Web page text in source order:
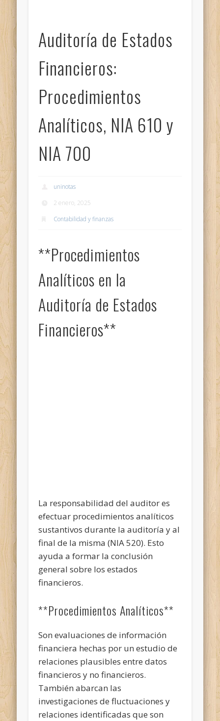
Auditoría de Estados
Financieros:
Procedimientos
Analíticos, NIA 610 y
NIA 700
uninotas
2 enero, 2025
Contabilidad y finanzas
**Procedimientos
Analíticos en la
Auditoría de Estados
Financieros**
La responsabilidad del auditor es
efectuar procedimientos analíticos
sustantivos durante la auditoría y al
final de la misma (NIA 520). Esto
ayuda a formar la conclusión
general sobre los estados
financieros.
**Procedimientos Analíticos**
Son evaluaciones de información
financiera hechas por un estudio de
relaciones plausibles entre datos
financieros y no financieros.
También abarcan las
investigaciones de fluctuaciones y
relaciones identificadas que son